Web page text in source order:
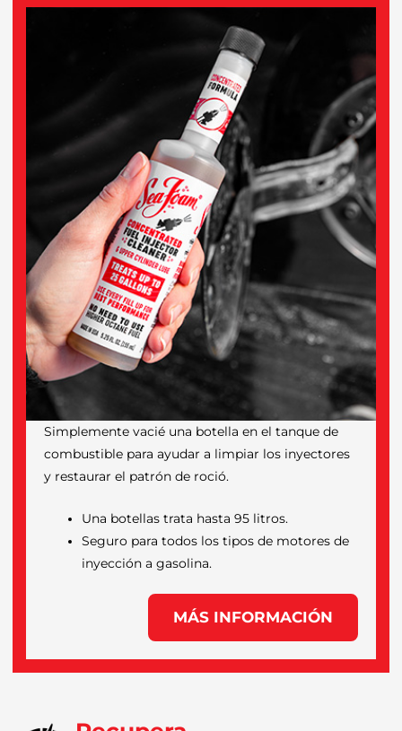
Simplemente vacié una botella en el tanque de
combustible para ayudar a limpiar los inyectores
y restaurar el patrón de roció.
Una botellas trata hasta 95 litros.
Seguro para todos los tipos de motores de
inyección a gasolina.
MÁS INFORMACIÓN